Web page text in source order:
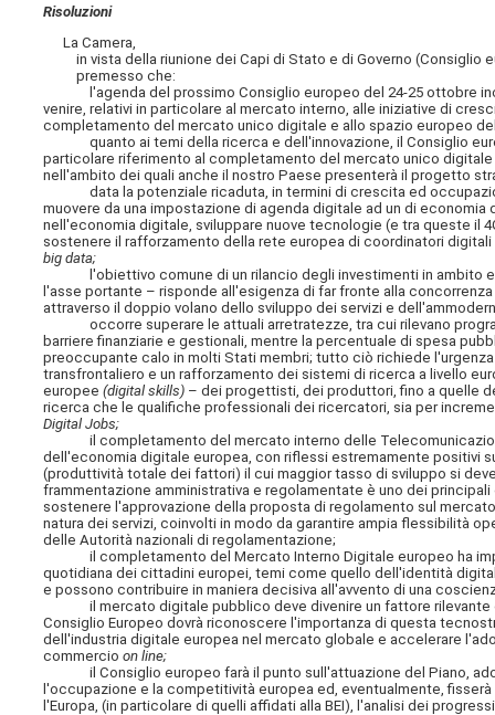
Risoluzioni
La Camera,
in vista della riunione dei Capi di Stato e di Governo (Consiglio
premesso che:
l'agenda del prossimo Consiglio europeo del 24-25 ottobre
venire, relativi in particolare al mercato interno, alle iniziative di
completamento del mercato unico digitale e allo spazio europeo
quanto ai temi della ricerca e dell'innovazione, il Consiglio
particolare riferimento al completamento del mercato unico
nell'ambito dei quali anche il nostro Paese presenterà il progetto
data la potenziale ricaduta, in termini di crescita ed
muovere da una impostazione di agenda digitale ad un di
nell'economia digitale, sviluppare nuove tecnologie (e tra queste il
sostenere il rafforzamento della rete europea di coordinatori
big data;
l'obiettivo comune di un rilancio degli investimenti in ambito
l'asse portante – risponde all'esigenza di far fronte alla
attraverso il doppio volano dello sviluppo dei servizi e
occorre superare le attuali arretratezze, tra cui rilevano
barriere finanziarie e gestionali, mentre la percentuale di spesa
preoccupante calo in molti Stati membri; tutto ciò richiede
transfrontaliero e un rafforzamento dei sistemi di ricerca a livello
europee(digital skills) – dei progettisti, dei produttori, fino a quelle
ricerca che le qualifiche professionali dei ricercatori, sia per
Digital Jobs;
il completamento del mercato interno delle Telecomunicazioni
dell'economia digitale europea, con riflessi estremamente positivi
(produttività totale dei fattori) il cui maggior tasso di sviluppo si
frammentazione amministrativa e regolamentate è uno dei
sostenere l'approvazione della proposta di regolamento sul
natura dei servizi, coinvolti in modo da garantire ampia flessibilità
delle Autorità nazionali di regolamentazione;
il completamento del Mercato Interno Digitale europeo ha
quotidiana dei cittadini europei, temi come quello dell'identità
e possono contribuire in maniera decisiva all'avvento di una
il mercato digitale pubblico deve divenire un fattore rilevante
Consiglio Europeo dovrà riconoscere l'importanza di questa
dell'industria digitale europea nel mercato globale e accelerare
commercioon line;
il Consiglio europeo farà il punto sull'attuazione del Piano,
l'occupazione e la competitività europea ed, eventualmente,
l'Europa, (in particolare di quelli affidati alla BEI), l'analisi dei